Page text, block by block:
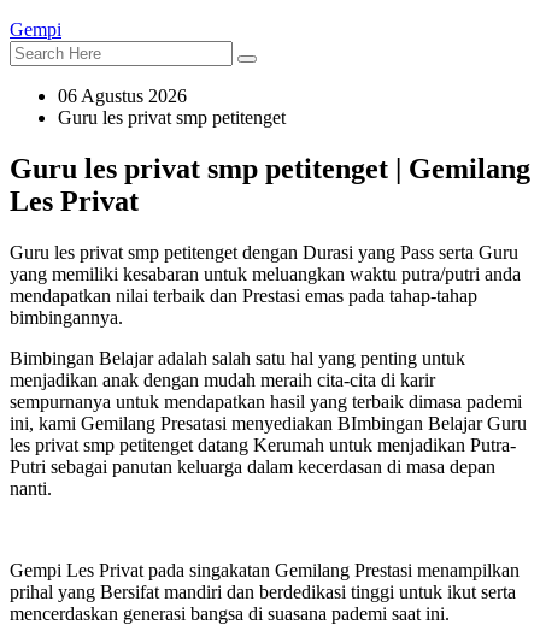
Gempi
06 Agustus 2026
Guru les privat smp petitenget
Guru les privat smp petitenget | Gemilang
Les Privat
Guru les privat smp petitenget dengan Durasi yang Pass serta Guru
yang memiliki kesabaran untuk meluangkan waktu putra/putri anda
mendapatkan nilai terbaik dan Prestasi emas pada tahap-tahap
bimbingannya.
Bimbingan Belajar adalah salah satu hal yang penting untuk
menjadikan anak dengan mudah meraih cita-cita di karir
sempurnanya untuk mendapatkan hasil yang terbaik dimasa pademi
ini, kami Gemilang Presatasi menyediakan BImbingan Belajar Guru
les privat smp petitenget datang Kerumah untuk menjadikan Putra-
Putri sebagai panutan keluarga dalam kecerdasan di masa depan
nanti.
Gempi Les Privat pada singakatan Gemilang Prestasi menampilkan
prihal yang Bersifat mandiri dan berdedikasi tinggi untuk ikut serta
mencerdaskan generasi bangsa di suasana pademi saat ini.